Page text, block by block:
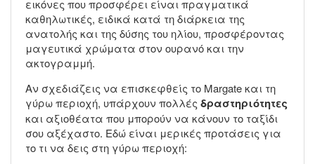
εικόνες που προσφέρει είναι πραγματικά
καθηλωτικές, ειδικά κατά τη διάρκεια της
ανατολής και της δύσης του ηλίου, προσφέροντας
μαγευτικά χρώματα στον ουρανό και την
ακτογραμμή.
Αν σχεδιάζεις να επισκεφθείς το Margate και τη
γύρω περιοχή, υπάρχουν πολλές δραστηριότητες
και αξιοθέατα που μπορούν να κάνουν το ταξίδι
σου αξέχαστο. Εδώ είναι μερικές προτάσεις για
το τι να δεις στη γύρω περιοχή: